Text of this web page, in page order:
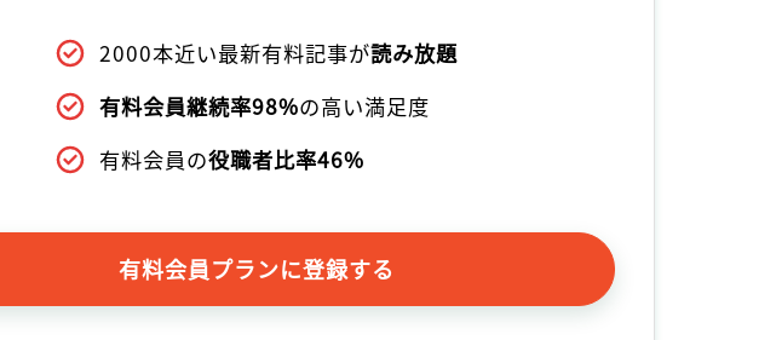
2000本近い最新有料記事が読み放題
有料会員継続率98%の高い満足度
有料会員の役職者比率46%
有料会員プランに登録する記事をお気に入りに保存するには
ログインが必要です